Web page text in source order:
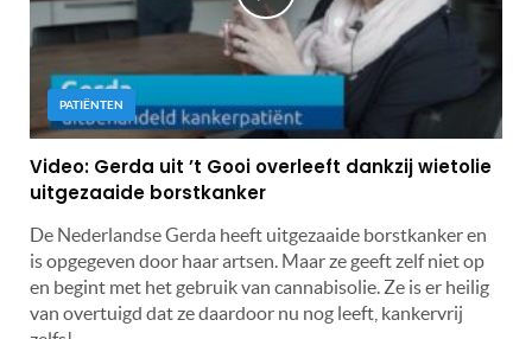
PATIËNTEN
Video: Gerda uit ’t Gooi overleeft dankzij wietolie
uitgezaaide borstkanker
De Nederlandse Gerda heeft uitgezaaide borstkanker en
is opgegeven door haar artsen. Maar ze geeft zelf niet op
en begint met het gebruik van cannabisolie. Ze is er heilig
van overtuigd dat ze daardoor nu nog leeft, kankervrij